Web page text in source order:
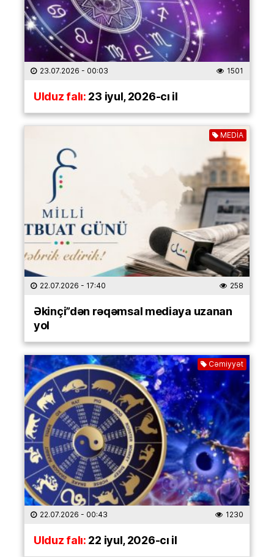
23.07.2026 - 00:03 1501
Ulduz falı:23 iyul, 2026-cı il
MEDİA
22.07.2026 - 17:40 258
Əkinçi”dən rəqəmsal mediaya uzanan
yol
Cəmiyyət
22.07.2026 - 00:43 1230
Ulduz falı:22 iyul, 2026-cı il